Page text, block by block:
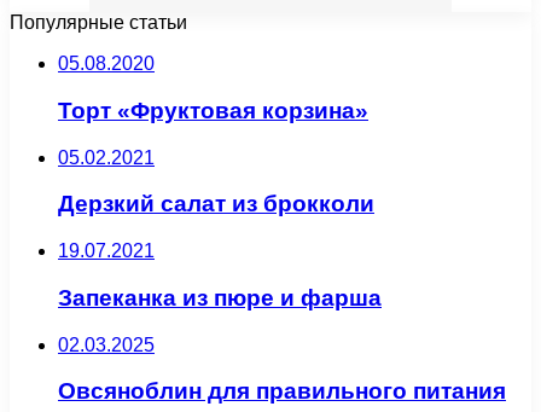
Популярные статьи
05.08.2020
Торт «Фруктовая корзина»
05.02.2021
Дерзкий салат из брокколи
19.07.2021
Запеканка из пюре и фарша
02.03.2025
Овсяноблин для правильного питания